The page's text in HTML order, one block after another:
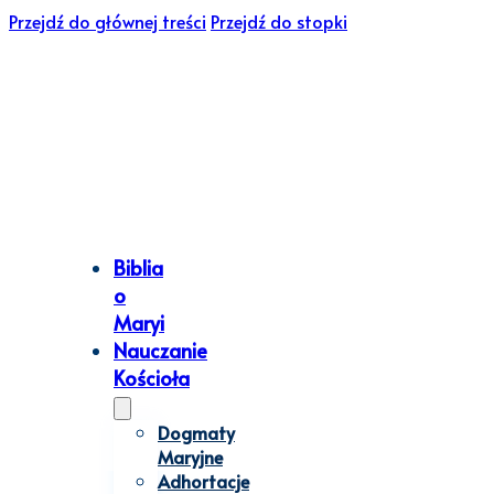
Przejdź do głównej treści Przejdź do stopki
Biblia
o
Maryi
Nauczanie
Kościoła
Dogmaty
Maryjne
Adhortacje